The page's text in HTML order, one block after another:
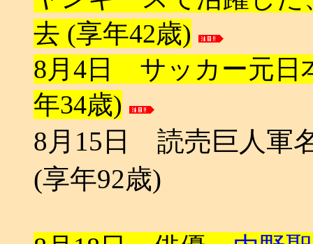
去 (享年42歳)
8月4日 サッカー元日
年34歳)
8月15日 読売巨人軍
(享年92歳)